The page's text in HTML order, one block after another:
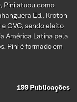
Pini atuou como
Ed., Kroton
CVC, sendo eleito
América Latina pela
Pini é formado em
199Publicações